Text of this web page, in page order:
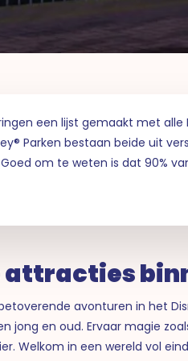
een lijst gemaakt met alle
Parken bestaan beide uit
om te weten is dat 90%
attracties
avonturen in het
jong en oud. Ervaar magie
Welkom in een wereld vol